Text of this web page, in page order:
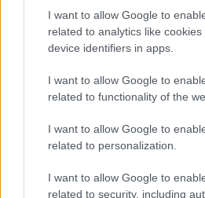
I want to allow Google to
related to analytics like
device identifiers in apps.
I want to allow Google to
related to functionality of the
I want to allow Google to
related to personalization.
I want to allow Google to
related to security, including